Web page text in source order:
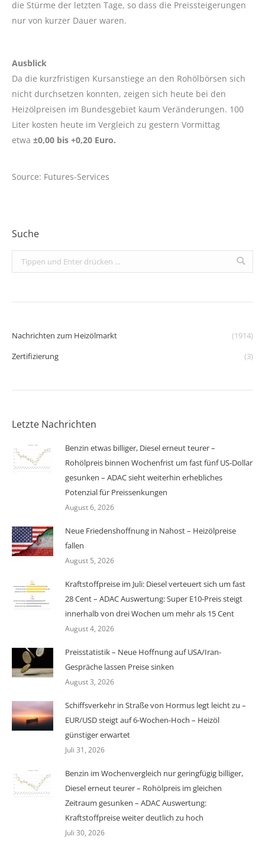
die Stürme der letzten Tage, so dass die Preissteigerungen
nur von kurzer Dauer waren.
Ausblick
Da die kurzfristigen Kursanstiege an den Rohölbörsen sich
nicht durchsetzen konnten, zeigen sich heute bei den
Heizölpreisen im Bundesgebiet kaum Veränderungen. 100
Liter kosten heute im Vergleich zu gestern Vormittag
etwa ±0,00 bis +0,20 Euro.
Source: Futures-Services
Suche
Search:
Nachrichten zum Heizölmarkt
(1914)
Zertifizierung
(3)
Letzte Nachrichten
Benzin etwas billiger, Diesel erneut teurer –
Rohölpreis binnen Wochenfrist um fast fünf US-Dollar
gesunken – ADAC sieht weiterhin erhebliches
Potenzial für Preissenkungen
August 6, 2026
Neue Friedenshoffnung in Nahost – Heizölpreise
fallen
August 5, 2026
Kraftstoffpreise im Juli: Diesel verteuert sich um fast
28 Cent – ADAC Auswertung: Super E10-Preis steigt
innerhalb von drei Wochen um mehr als 15 Cent
August 4, 2026
Preisstatistik – Neue Hoffnung auf USA/Iran-
Gespräche lassen Preise sinken
August 3, 2026
Schiffsverkehr in Straße von Hormus legt leicht zu –
EUR/USD steigt auf 6-Wochen-Hoch – Heizöl
günstiger erwartet
Juli 31, 2026
Benzin im Wochenvergleich nur geringfügig billiger,
Diesel erneut teurer – Rohölpreis im gleichen
Zeitraum gesunken – ADAC Auswertung:
Kraftstoffpreise weiter deutlich zu hoch
Juli 30, 2026